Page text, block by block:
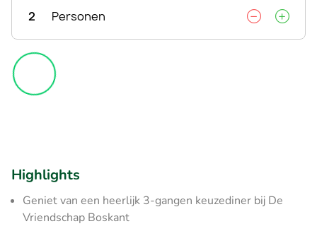
2 Personen
Highlights
Geniet van een heerlijk 3-gangen keuzediner bij De
Vriendschap Boskant